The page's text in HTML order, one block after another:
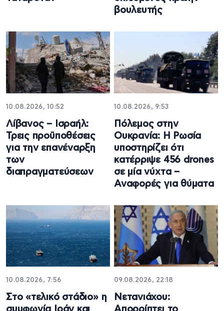
βουλευτής
10.08.2026, 10:52
Λίβανος – Ισραήλ:
Τρεις προϋποθέσεις
για την επανέναρξη
των
διαπραγματεύσεων
10.08.2026, 9:53
Πόλεμος στην
Ουκρανία: Η Ρωσία
υποστηρίζει ότι
κατέρριψε 456 drones
σε μία νύχτα –
Αναφορές για θύματα
10.08.2026, 7:56
Στο «τελικό στάδιο» η
09.08.2026, 22:18
Νετανιάχου: